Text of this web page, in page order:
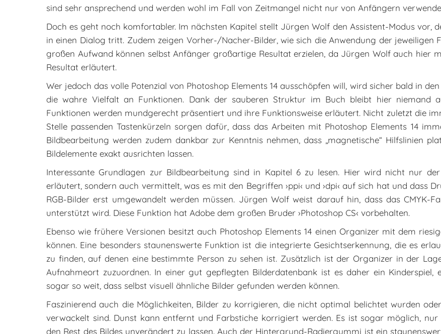
sind sehr ansprechend und werden wohl im Fall von Zeitmangel nicht nur von Anfängern
Doch es geht noch komfortabler. Im nächsten Kapitel stellt Jürgen Wolf den Assistent-Modus vor,
in einen Dialog tritt. Zudem zeigen Vorher-/Nacher-Bilder, wie sich die Anwendung der jeweiligen
großen Aufwand können selbst Anfänger großartige Resultat erzielen, da Jürgen Wolf auch hier
Resultat erläutert.
Wer jedoch das volle Potenzial von Photoshop Elements 14 ausschöpfen will, wird sicher bald in
die wahre Vielfalt an Funktionen. Dank der sauberen Struktur im Buch bleibt hier niemand
Funktionen werden mundgerecht präsentiert und ihre Funktionsweise erläutert. Nicht zuletzt die
Stelle passenden Tastenkürzeln sorgen dafür, dass das Arbeiten mit Photoshop Elements 14
Bildbearbeitung werden zudem dankbar zur Kenntnis nehmen, dass „magnetische“ Hilfslinien
Bildelemente exakt ausrichten lassen.
Interessante Grundlagen zur Bildbearbeitung sind in Kapitel 6 zu lesen. Hier wird nicht nur
erläutert, sondern auch vermittelt, was es mit den Begriffen ›ppi‹ und ›dpi‹ auf sich hat und dass
RGB-Bilder erst umgewandelt werden müssen. Jürgen Wolf weist darauf hin, dass das CMYK-
unterstützt wird. Diese Funktion hat Adobe dem großen Bruder ›Photoshop CS‹ vorbehalten.
Ebenso wie frühere Versionen besitzt auch Photoshop Elements 14 einen Organizer mit dem
können. Eine besonders staunenswerte Funktion ist die integrierte Gesichtserkennung, die es
zu finden, auf denen eine bestimmte Person zu sehen ist. Zusätzlich ist der Organizer in der
Aufnahmeort zuzuordnen. In einer gut gepflegten Bilderdatenbank ist es daher ein
sogar so weit, dass selbst visuell ähnliche Bilder gefunden werden können.
Faszinierend auch die Möglichkeiten, Bilder zu korrigieren, die nicht optimal belichtet wurden
verwackelt sind. Dunst kann entfernt und Farbstiche korrigiert werden. Es ist sogar möglich, nur
den Rest des Bildes unverändert zu lassen. Auch der Hintergrund-Radiergummi ist ein